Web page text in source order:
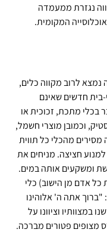
נגזרת ממעמדה
המקומית.
לרוב מקווה כלים,
בית חדשים שאינם
בכלי מתכת, זכוכית או
וכמובן מוצרי חשמל,
מסירים מהכלי כל תווית
חציצה. מניחים את
ומשקעים אותה במים.
כל אדם מן הישוב) כלי
אתה ה' אלוהינו
במצוותיו וציוונו על
מצופים פטורים מברכה.